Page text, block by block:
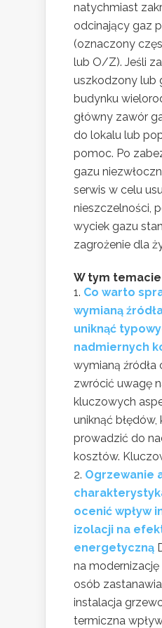
natychmiast
odcinający gaz
(oznaczony
lub O/Z). Jeśli
uszkodzony lub
budynku
główny zawór
do lokalu lub
pomoc. Po
gazu
serwis w celu
nieszczelności,
wyciek gazu
zagrożenie dla
W tym
Co warto
wymianą
uniknąć
nadmiernych
wymianą źródła
zwrócić uwagę
kluczowych
uniknąć
prowadzić do
kosztów.
Ogrzewanie
ocenić wpływ
izolacji na
energetyczną
na
osób zastanawia
instalacja
termiczna